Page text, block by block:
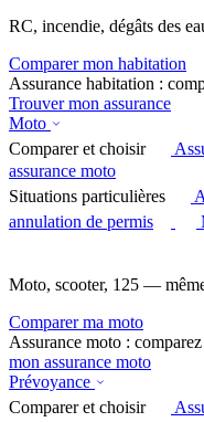
RC, incendie, dégâts des
Comparer mon habitation
Assurance habitation :
Trouver mon assurance
Moto
Comparer et choisir
assurance moto
Situations particulières
annulation de permis
Moto, scooter, 125 —
Comparer ma moto
Assurance moto :
mon assurance moto
Prévoyance
Comparer et choisir